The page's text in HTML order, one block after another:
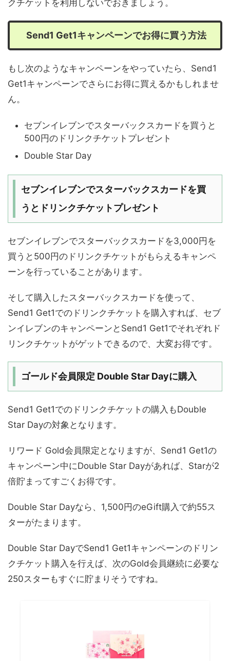
クチケットを利用しないでおきましょう。
Send1 Get1キャンペーンでお得に買う方法
もし次のようなキャンペーンをやっていたら、Send1
Get1キャンペーンでさらにお得に買えるかもしれませ
ん。
セブンイレブンでスターバックスカードを買うと
500円のドリンクチケットプレゼント
Double Star Day
セブンイレブンでスターバックスカードを買
うとドリンクチケットプレゼント
セブンイレブンでスターバックスカードを3,000円を
買うと500円のドリンクチケットがもらえるキャンペ
ーンを行っていることがあります。
そして購入したスターバックスカードを使って、
Send1 Get1でのドリンクチケットを購入すれば、セブ
ンイレブンのキャンペーンとSend1 Get1でそれぞれド
リンクチケットがゲットできるので、大変お得です。
ゴールド会員限定 Double Star Dayに購入
Send1 Get1でのドリンクチケットの購入もDouble
Star Dayの対象となります。
リワード Gold会員限定となりますが、Send1 Get1の
キャンペーン中にDouble Star Dayがあれば、Starが2
倍貯まってすごくお得です。
Double Star Dayなら、1,500円のeGift購入で約55ス
ターがたまります。
Double Star DayでSend1 Get1キャンペーンのドリン
クチケット購入を行えば、次のGold会員継続に必要な
250スターもすぐに貯まりそうですね。